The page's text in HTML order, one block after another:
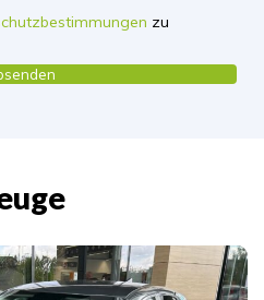
empty. zu